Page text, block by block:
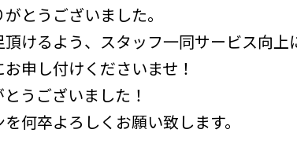
とうございました。
けるよう、スタッフ一同サービス向上
申し付けくださいませ！
うございました！
何卒よろしくお願い致します。